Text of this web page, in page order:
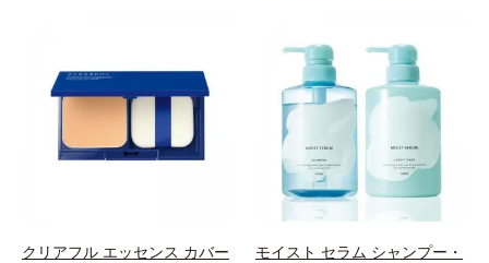
え、すこやかに保つ保湿成分、微生
物由来アミノ酸（エクトイン）配合
＝乱れた角層にうるおいを与え、肌
荒れを防ぐ保湿成分*5 ウォッシュ
ゴチオネイン）配合＝肌を整え、す
こやかに保つ保湿成分、微生物由来
アミノ酸（エクトイン）配合＝乱れ
た角層にうるおいを与え、肌荒れを
防ぐ保湿成分
も、素肌のような透明美肌を叶える
秘密は「スムースヴェールパウダー
(*1)」にあります。7種の球状粉体
(*2)が凹凸を埋めて、肌に薄いヴェ
とともに現れる年齢サイン(*5)につ
いて研究を進めたところ、弾力感の
ない状態である「ハリのなさ」や、
くすみ(*6)などが現れている状態で
ある「透明感のなさ」が現れること
で大人の肌印象に大きな影響を与え
ていることが分かりました。そこで
オルビスユー ドットシリーズは美
容成分(*7)として「G.D.F.アクティ
クリアフル エッセンス カバー モイスト セラム シャンプー・